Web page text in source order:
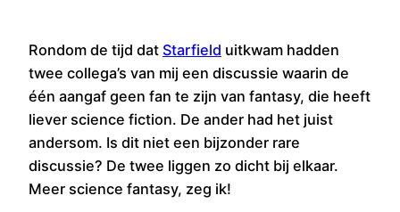
Rondom de tijd dat Starfield uitkwam hadden
twee collega’s van mij een discussie waarin de
één aangaf geen fan te zijn van fantasy, die heeft
liever science fiction. De ander had het juist
andersom. Is dit niet een bijzonder rare
discussie? De twee liggen zo dicht bij elkaar.
Meer science fantasy, zeg ik!